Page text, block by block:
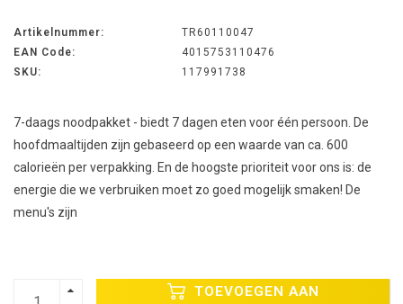
Artikelnummer:
TR60110047
EAN Code:
4015753110476
SKU:
117991738
7-daags noodpakket - biedt 7 dagen eten voor één persoon. De
hoofdmaaltijden zijn gebaseerd op een waarde van ca. 600
calorieën per verpakking. En de hoogste prioriteit voor ons is: de
energie die we verbruiken moet zo goed mogelijk smaken! De
menu's zijn
TOEVOEGEN AAN